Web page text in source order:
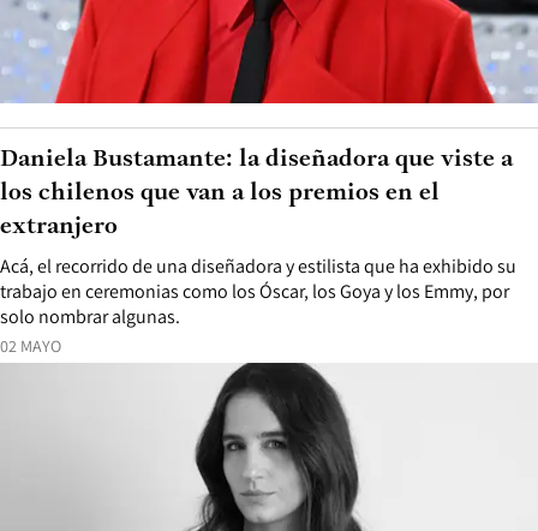
02 MAYO
Acá, el recorrido de una diseñadora y estilista que ha exhibido su
trabajo en ceremonias como los Óscar, los Goya y los Emmy, por
solo nombrar algunas.
Daniela Bustamante: la diseñadora que viste a
los chilenos que van a los premios en el
extranjero